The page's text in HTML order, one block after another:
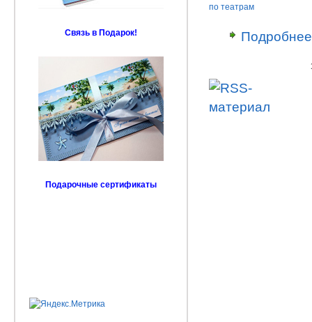
по театрам
Подробнее
Связь в Подарок!
Подарочные сертификаты